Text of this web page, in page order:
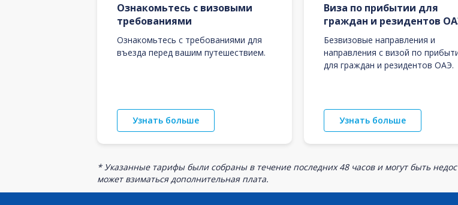
Ознакомьтесь с визовыми
требованиями
Ознакомьтесь с требованиями для
въезда перед вашим путешествием.
Узнать больше
Виза по прибытии для
граждан и резидентов
Безвизовые направления и
направления с визой по
для граждан и резидентов ОАЭ.
Узнать больше
* Указанные тарифы были собраны в течение последних 48 часов и могут быть
может взиматься дополнительная плата.